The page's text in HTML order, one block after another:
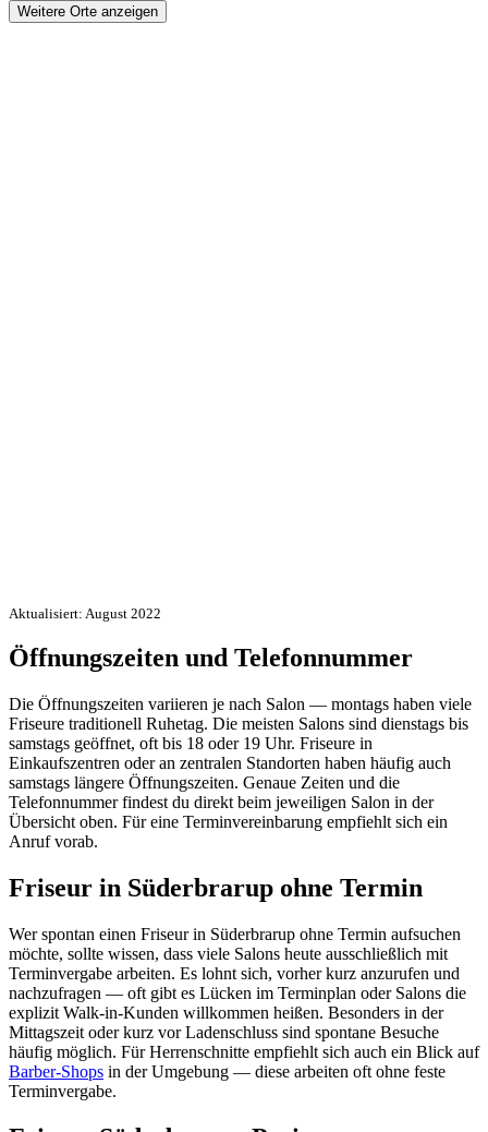
Weitere Orte anzeigen
Aktualisiert: August 2022
Öffnungszeiten und Telefonnummer
Die Öffnungszeiten variieren je nach Salon — montags haben viele
Friseure traditionell Ruhetag. Die meisten Salons sind dienstags bis
samstags geöffnet, oft bis 18 oder 19 Uhr. Friseure in
Einkaufszentren oder an zentralen Standorten haben häufig auch
samstags längere Öffnungszeiten. Genaue Zeiten und die
Telefonnummer findest du direkt beim jeweiligen Salon in der
Übersicht oben. Für eine Terminvereinbarung empfiehlt sich ein
Anruf vorab.
Friseur in Süderbrarup ohne Termin
Wer spontan einen Friseur in Süderbrarup ohne Termin aufsuchen
möchte, sollte wissen, dass viele Salons heute ausschließlich mit
Terminvergabe arbeiten. Es lohnt sich, vorher kurz anzurufen und
nachzufragen — oft gibt es Lücken im Terminplan oder Salons die
explizit Walk-in-Kunden willkommen heißen. Besonders in der
Mittagszeit oder kurz vor Ladenschluss sind spontane Besuche
häufig möglich. Für Herrenschnitte empfiehlt sich auch ein Blick auf
Barber-Shops in der Umgebung — diese arbeiten oft ohne feste
Terminvergabe.